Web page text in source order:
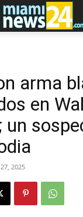
arma
en
un
2025